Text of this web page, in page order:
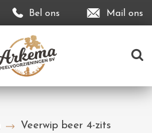
Bel ons Mail ons
Veerwip beer 4-zits